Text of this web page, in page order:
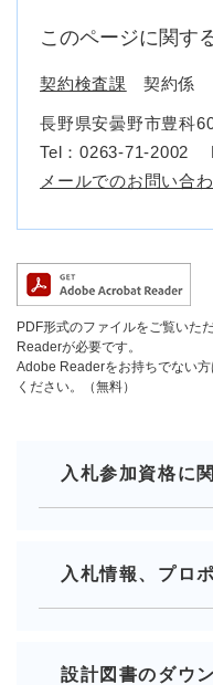
このページに関す
契約検査課 契約係
長野県安曇野市豊科
Tel：0263‐71‐2002
メールでのお問い合
PDF形式のファイルをご覧いた
Readerが必要です。
Adobe Readerをお持ちでない
ください。（無料）
入札参加資格に
入札情報、プロ
設計図書のダウ